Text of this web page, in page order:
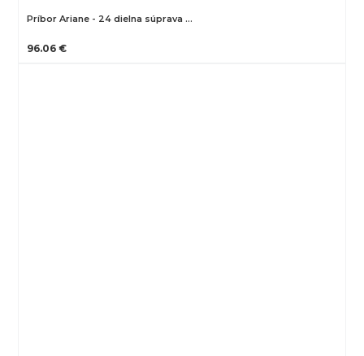
Príbor Ariane - 24 dielna súprava …
96.06 €